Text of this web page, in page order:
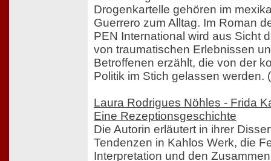
Drogenkartelle gehören im
Guerrero zum Alltag. Im Roman
PEN International wird aus Sicht
von traumatischen Erlebnissen
Betroffenen erzählt, die von der
Politik im Stich gelassen werden.
Laura Rodrigues Nöhles - Frida
Eine Rezeptionsgeschichte
Die Autorin erläutert in ihrer
Tendenzen in Kahlos Werk, die
Interpretation und den